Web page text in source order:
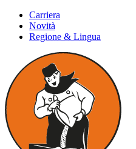
Carriera
Novità
Regione & Lingua